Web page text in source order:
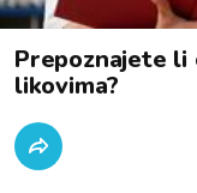
Prepoznajete li
likovima?